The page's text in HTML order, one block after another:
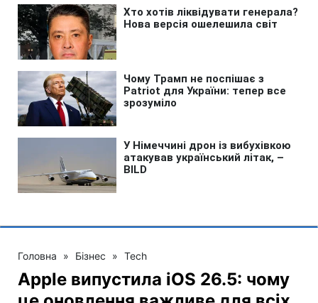
Головна » Бізнес » Tech
Apple випустила iOS 26.5: чому